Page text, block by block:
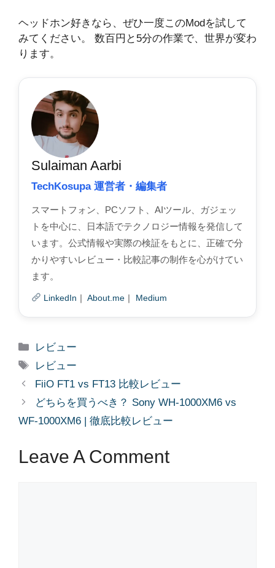
ヘッドホン好きなら、ぜひ一度このModを試して
みてください。 数百円と5分の作業で、世界が変わ
ります。
Sulaiman Aarbi
TechKosupa 運営者・編集者
スマートフォン、PCソフト、AIツール、ガジェッ
トを中心に、日本語でテクノロジー情報を発信して
います。公式情報や実際の検証をもとに、正確で分
かりやすいレビュー・比較記事の制作を心がけてい
ます。
LinkedIn ｜ About.me｜ Medium
Categories
レビュー
Tags
レビュー
FiiO FT1 vs FT13 比較レビュー
どちらを買うべき？ Sony WH-1000XM6 vs
WF-1000XM6 | 徹底比較レビュー
Leave A Comment